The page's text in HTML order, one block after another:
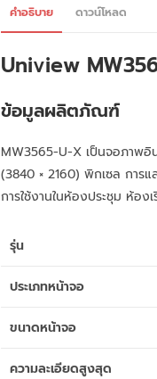
คำอธิบาย ดาวน์โหลด
Uniview
ข้อมูลผลิตภัณฑ์
MW3565-U-X เป็นจอภาพ
(3840 × 2160) พิกเซล การ
การใช้งานในห้องประชุม ห้อ
รุ่น
ประเภทหน้าจอ
ขนาดหน้าจอ
ความละเอียดสูงสุด